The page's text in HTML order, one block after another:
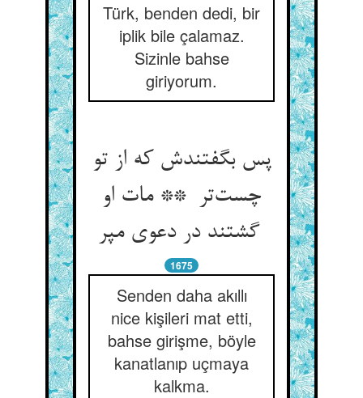
Türk, benden dedi, bir
iplik bile çalamaz.
Sizinle bahse
giriyorum.
پس بگفتندش که از تو
چست‌تر ** مات او
گشتند در دعوی مپر
1675
Senden daha akıllı
nice kişileri mat etti,
bahse girişme, böyle
kanatlanıp uçmaya
kalkma.